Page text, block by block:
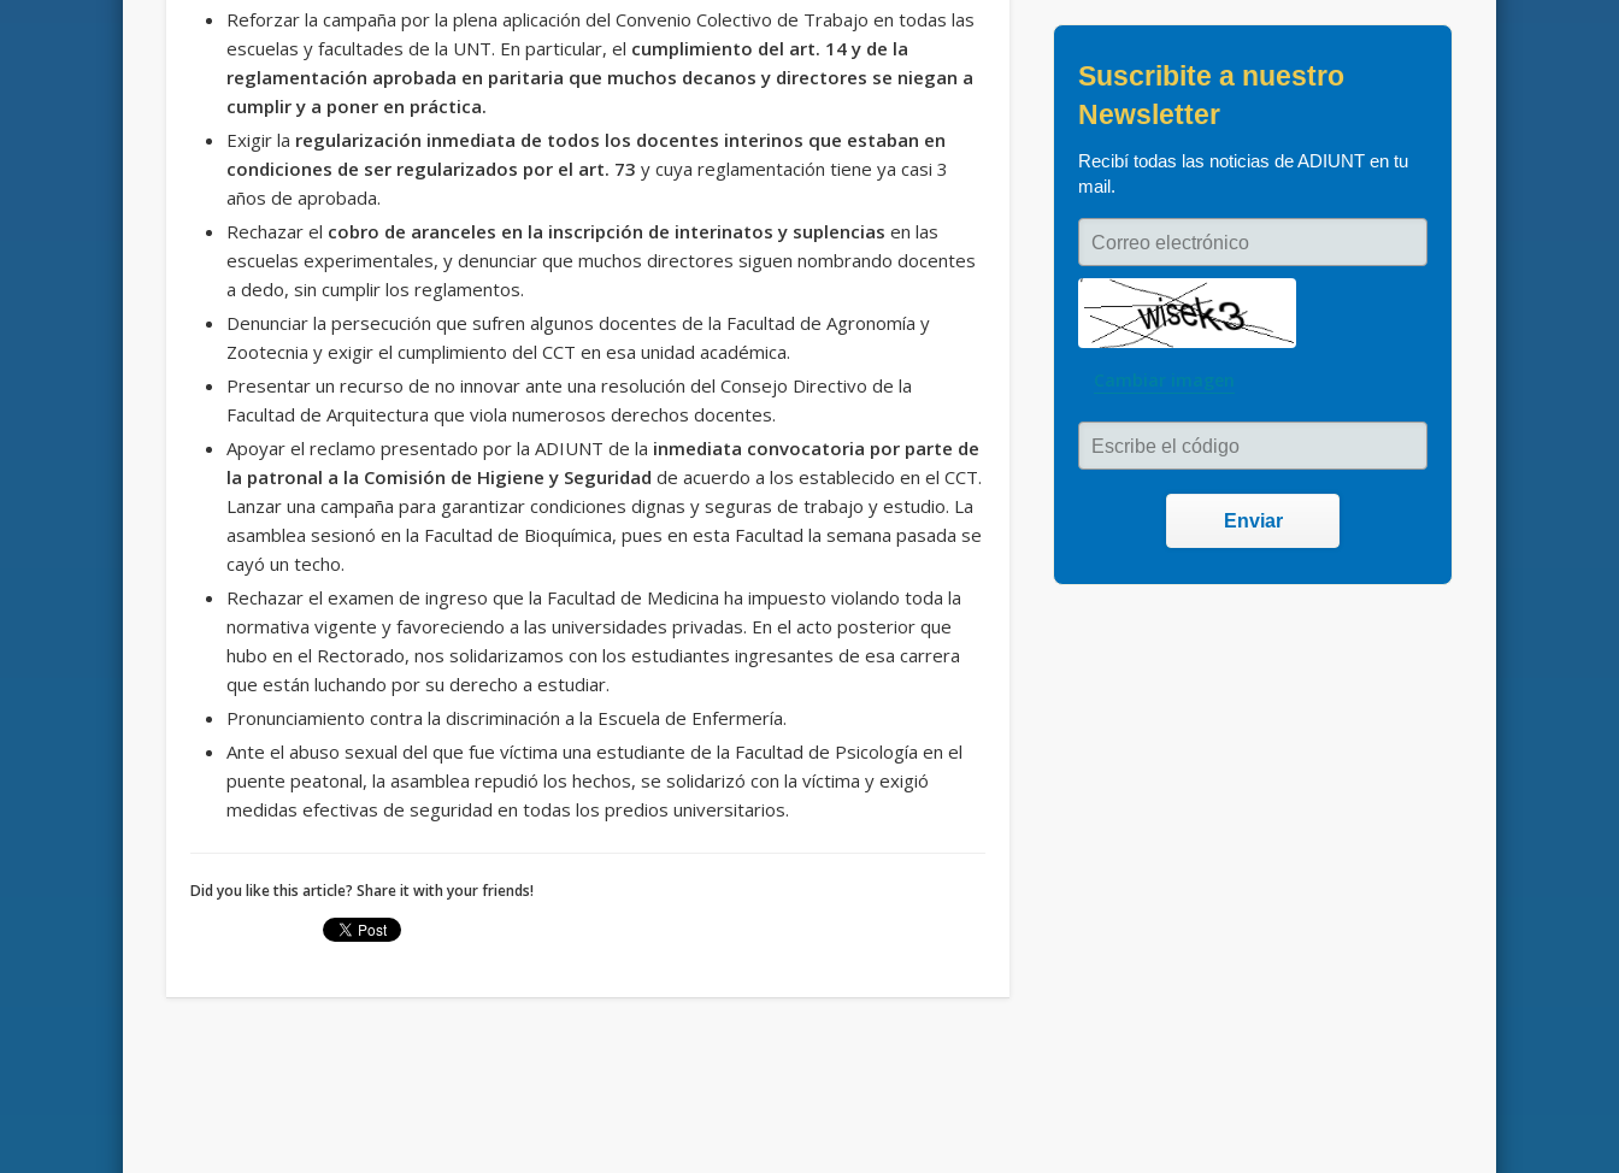
Reforzar la campaña por la plena aplicación del Convenio Colectivo de Trabajo en todas las
escuelas y facultades de la UNT. En particular, el cumplimiento del art. 14 y de la
reglamentación aprobada en paritaria que muchos decanos y directores se niegan a
cumplir y a poner en práctica.
Exigir la regularización inmediata de todos los docentes interinos que estaban en
condiciones de ser regularizados por el art. 73 y cuya reglamentación tiene ya casi 3
años de aprobada.
Rechazar el cobro de aranceles en la inscripción de interinatos y suplencias en las
escuelas experimentales, y denunciar que muchos directores siguen nombrando docentes
a dedo, sin cumplir los reglamentos.
Denunciar la persecución que sufren algunos docentes de la Facultad de Agronomía y
Zootecnia y exigir el cumplimiento del CCT en esa unidad académica.
Presentar un recurso de no innovar ante una resolución del Consejo Directivo de la
Facultad de Arquitectura que viola numerosos derechos docentes.
Apoyar el reclamo presentado por la ADIUNT de la inmediata convocatoria por parte de
la patronal a la Comisión de Higiene y Seguridad de acuerdo a los establecido en el CCT.
Lanzar una campaña para garantizar condiciones dignas y seguras de trabajo y estudio. La
asamblea sesionó en la Facultad de Bioquímica, pues en esta Facultad la semana pasada se
cayó un techo.
Rechazar el examen de ingreso que la Facultad de Medicina ha impuesto violando toda la
normativa vigente y favoreciendo a las universidades privadas. En el acto posterior que
hubo en el Rectorado, nos solidarizamos con los estudiantes ingresantes de esa carrera
que están luchando por su derecho a estudiar.
Pronunciamiento contra la discriminación a la Escuela de Enfermería.
Ante el abuso sexual del que fue víctima una estudiante de la Facultad de Psicología en el
puente peatonal, la asamblea repudió los hechos, se solidarizó con la víctima y exigió
medidas efectivas de seguridad en todas los predios universitarios.
Did you like this article? Share it with your friends!
Suscribite a nuestro
Newsletter
Recibí todas las noticias de ADIUNT en tu
mail.
Correo electrónico
Cambiar imagen
Escribe el código